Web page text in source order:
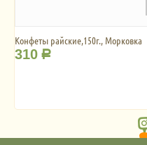
Конфеты райские,150г., Морковка
310 Р